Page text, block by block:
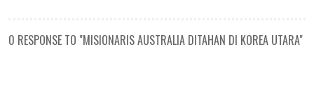
0 RESPONSE TO "MISIONARIS AUSTRALIA DITAHAN DI KOREA UTARA"